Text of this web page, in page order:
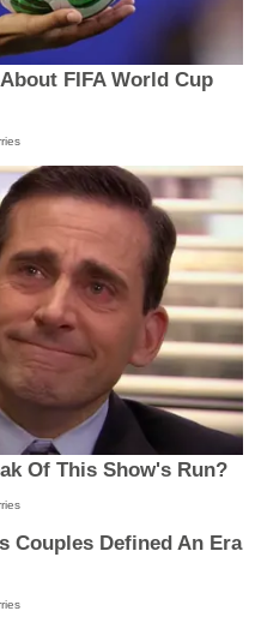
FIFA World Cup
Of This Show's Run?
Couples Defined An Era